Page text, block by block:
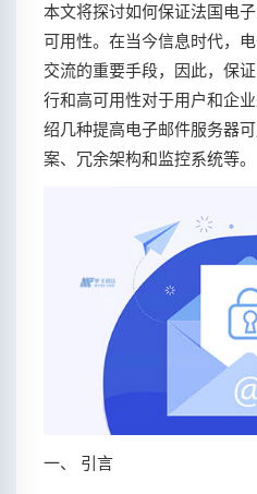
本文将探讨如何保证法国电
可用性。在当今信息时代，
交流的重要手段，因此，保
行和高可用性对于用户和企
绍几种提高电子邮件服务器
案、冗余架构和监控系统等。
一、 引言